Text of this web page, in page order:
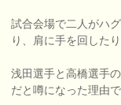
試合会場で二人がハ
り、肩に手を回したり
浅田選手と高橋選手
だと噂になった理由で